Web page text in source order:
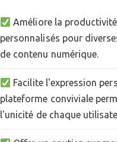
Améliore la
personnalisés pour
de contenu numérique.
Facilite l'expression
plateforme conviviale
l'unicité de chaque